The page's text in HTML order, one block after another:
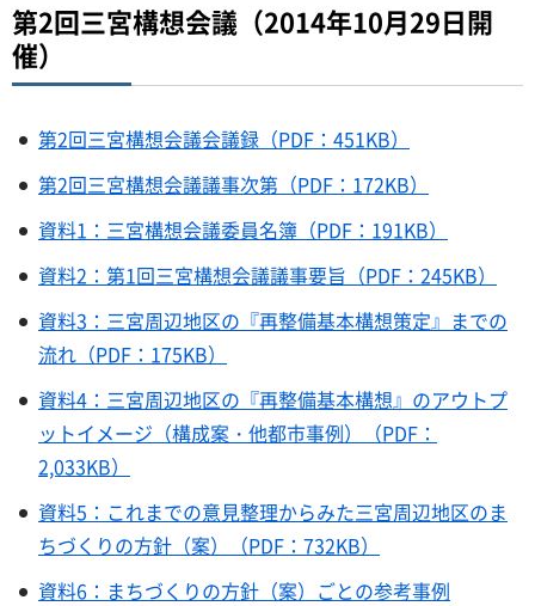
第2回三宮構想会議（2014年10月29日開
催）
第2回三宮構想会議会議録（PDF：451KB）
第2回三宮構想会議議事次第（PDF：172KB）
資料1：三宮構想会議委員名簿（PDF：191KB）
資料2：第1回三宮構想会議議事要旨（PDF：245KB）
資料3：三宮周辺地区の『再整備基本構想策定』までの
流れ（PDF：175KB）
資料4：三宮周辺地区の『再整備基本構想』のアウトプ
ットイメージ（構成案・他都市事例）（PDF：
2,033KB）
資料5：これまでの意見整理からみた三宮周辺地区のま
ちづくりの方針（案）（PDF：732KB）
資料6：まちづくりの方針（案）ごとの参考事例